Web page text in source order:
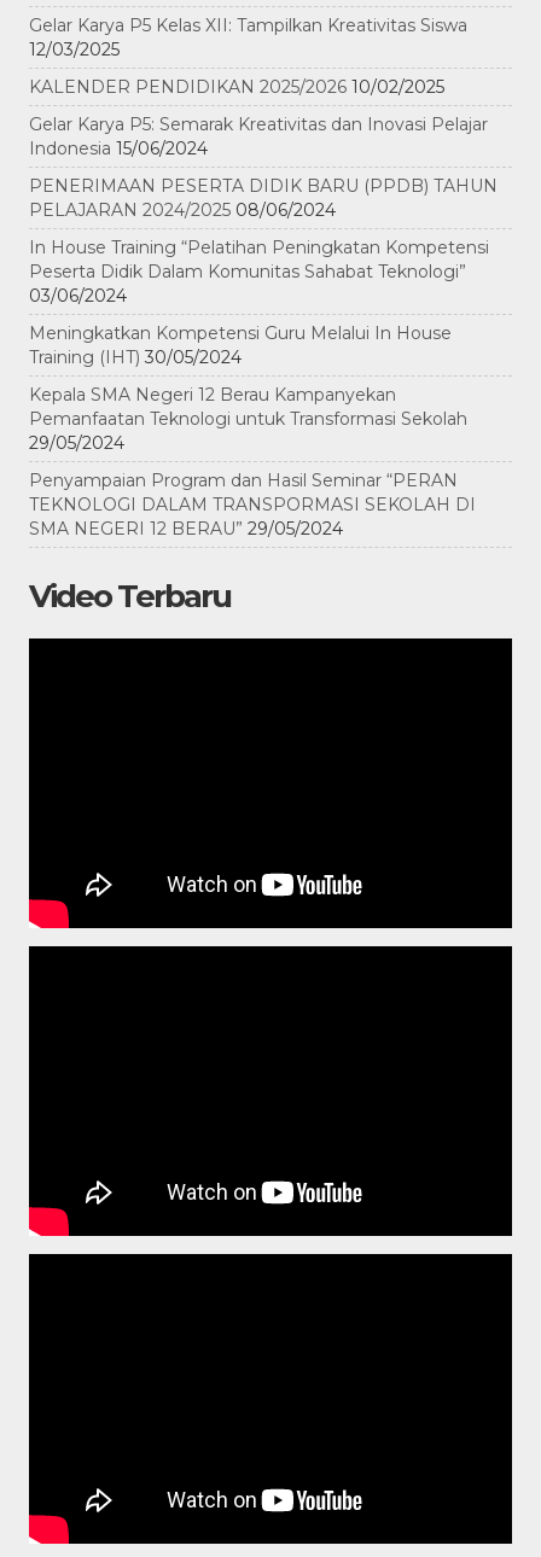
Gelar Karya P5 Kelas XII: Tampilkan Kreativitas Siswa
12/03/2025
KALENDER PENDIDIKAN 2025/2026 10/02/2025
Gelar Karya P5: Semarak Kreativitas dan Inovasi Pelajar
Indonesia 15/06/2024
PENERIMAAN PESERTA DIDIK BARU (PPDB) TAHUN
PELAJARAN 2024/2025 08/06/2024
In House Training “Pelatihan Peningkatan Kompetensi
Peserta Didik Dalam Komunitas Sahabat Teknologi”
03/06/2024
Meningkatkan Kompetensi Guru Melalui In House
Training (IHT) 30/05/2024
Kepala SMA Negeri 12 Berau Kampanyekan
Pemanfaatan Teknologi untuk Transformasi Sekolah
29/05/2024
Penyampaian Program dan Hasil Seminar “PERAN
TEKNOLOGI DALAM TRANSPORMASI SEKOLAH DI
SMA NEGERI 12 BERAU” 29/05/2024
Video Terbaru